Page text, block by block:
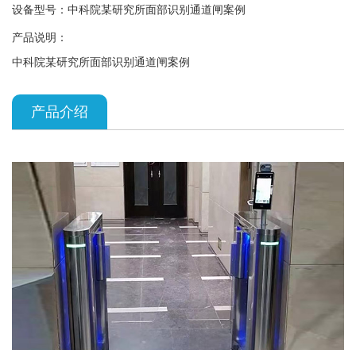
设备型号：中科院某研究所面部识别通道闸案例
产品说明：
中科院某研究所面部识别通道闸案例
产品介绍